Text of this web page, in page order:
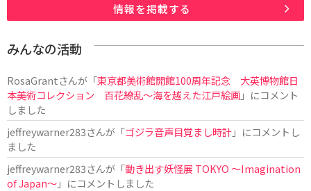
情報を掲載する
みんなの活動
RosaGrantさんが「東京都美術館開館100周年記念 大英博物館日
本美術コレクション 百花繚乱～海を越えた江戸絵画」にコメント
しました
jeffreywarner283さんが「ゴジラ音声目覚まし時計」にコメントし
ました
jeffreywarner283さんが「動き出す妖怪展 TOKYO 〜Imagination
of Japan〜」にコメントしました